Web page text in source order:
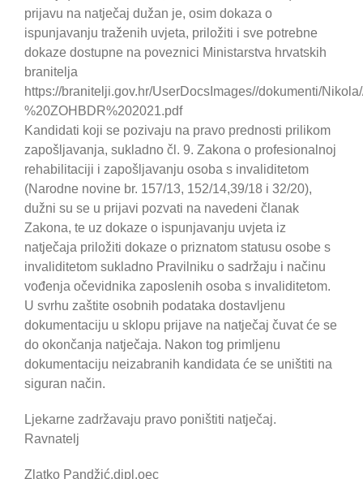
prijavu na natječaj dužan je, osim dokaza o
ispunjavanju traženih uvjeta, priložiti i sve potrebne
dokaze dostupne na poveznici Ministarstva hrvatskih
branitelja
https://branitelji.gov.hr/UserDocsImages//dokumenti/
%20ZOHBDR%202021.pdf
Kandidati koji se pozivaju na pravo prednosti prilikom
zapošljavanja, sukladno čl. 9. Zakona o profesionalnoj
rehabilitaciji i zapošljavanju osoba s invaliditetom
(Narodne novine br. 157/13, 152/14,39/18 i 32/20),
dužni su se u prijavi pozvati na navedeni članak
Zakona, te uz dokaze o ispunjavanju uvjeta iz
natječaja priložiti dokaze o priznatom statusu osobe s
invaliditetom sukladno Pravilniku o sadržaju i načinu
vođenja očevidnika zaposlenih osoba s invaliditetom.
U svrhu zaštite osobnih podataka dostavljenu
dokumentaciju u sklopu prijave na natječaj čuvat će se
do okončanja natječaja. Nakon tog primljenu
dokumentaciju neizabranih kandidata će se uništiti na
siguran način.
Ljekarne zadržavaju pravo poništiti natječaj.
Ravnatelj
Zlatko Pandžić,dipl.oec